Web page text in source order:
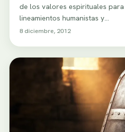
de los valores espirituales
lineamientos humanistas y…
8 diciembre, 2012